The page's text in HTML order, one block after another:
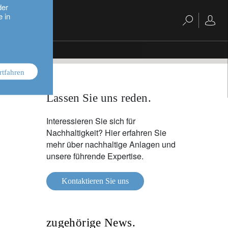
in
Lassen Sie uns reden.
Interessieren Sie sich für
Nachhaltigkeit? Hier erfahren Sie
mehr über nachhaltige Anlagen und
unsere führende Expertise.
Kontaktieren Sie uns
zugehörige News.